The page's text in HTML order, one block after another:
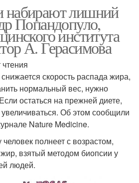
набирают лишний
Попандопуло,
института
А. Герасимова
скорость распада жира,
нормальный вес, нужно
остаться на прежней диете,
Об этом сообщили
Nature Medicine.
полнеет с возрастом,
взятый методом биопсии у
людей.